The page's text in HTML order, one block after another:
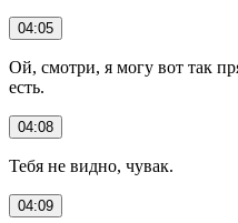
04:05
Ой, смотри, я могу вот так
есть.
04:08
Тебя не видно, чувак.
04:09